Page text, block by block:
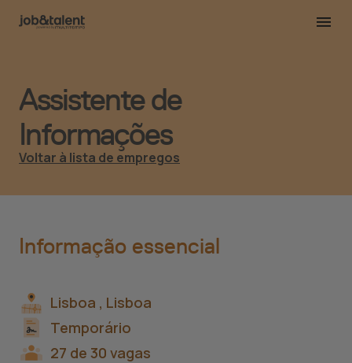
Assistente de
Informações
Voltar à lista de empregos
Informação essencial
Lisboa , Lisboa
Temporário
27 de 30 vagas